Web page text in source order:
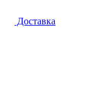
Доставка